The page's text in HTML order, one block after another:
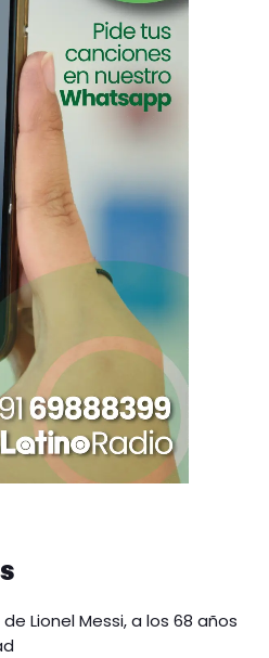
Lionel Messi, a los 68 años